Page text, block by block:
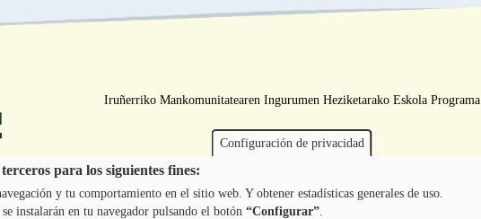
Iruñerriko Mankomunitatearen Ingurumen Heziketarako Eskola Programa
Configuración de privacidad
para los siguientes fines:
y tu comportamiento en el sitio web. Y obtener estadísticas generales de uso.
instalarán en tu navegador pulsando el botón“Configurar”.